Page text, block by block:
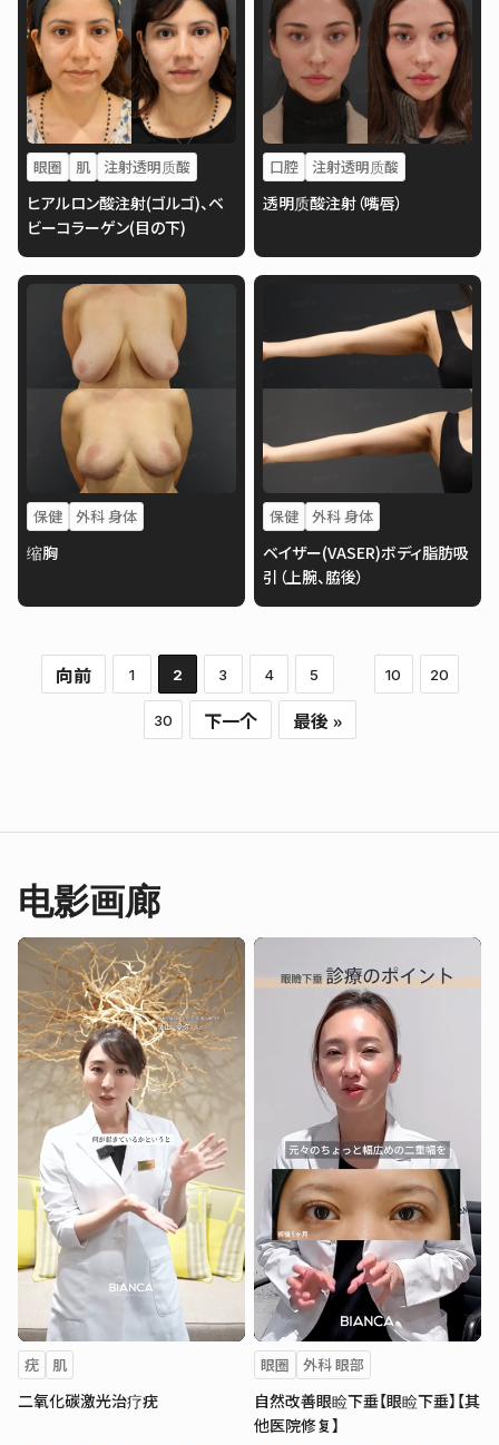
眼圈 肌 注射透明质酸
ヒアルロン酸注射(ゴルゴ)、ベ
ビーコラーゲン(目の下)
口腔 注射透明质酸
透明质酸注射（嘴唇）
保健 外科 身体
缩胸
保健 外科 身体
ベイザー(VASER)ボディ脂肪吸
引（上腕、脇後）
向前 1 2 3 4 5 10 20
30 下一个 最後 »
电影画廊
疣 肌
二氧化碳激光治疗疣
眼圈 外科 眼部
自然改善眼睑下垂【眼睑下垂】【其
他医院修复】